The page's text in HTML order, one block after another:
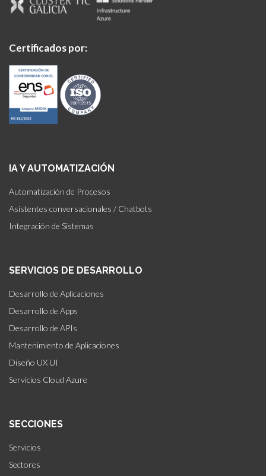
Certificados por:
IA Y AUTOMATIZACIÓN
Automatización de Procesos
Asistentes conversacionales / Chatbots
Integración de Sistemas
SERVICIOS DE DESARROLLO
Desarrollo de Aplicaciones
Desarrollo de Apps
Desarrollo de APIs
Mantenimiento de Aplicaciones
Diseño UX UI
Servicios Cloud Azure
SECCIONES
Servicios
Sectores